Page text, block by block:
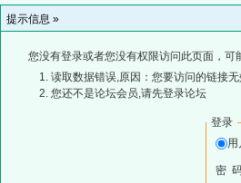
提示信息 »
您没有登录或者您没有权限访问此页面，可
读取数据错误,原因：您要访问的链接
您还不是论坛会员,请先登录论坛
登录
密